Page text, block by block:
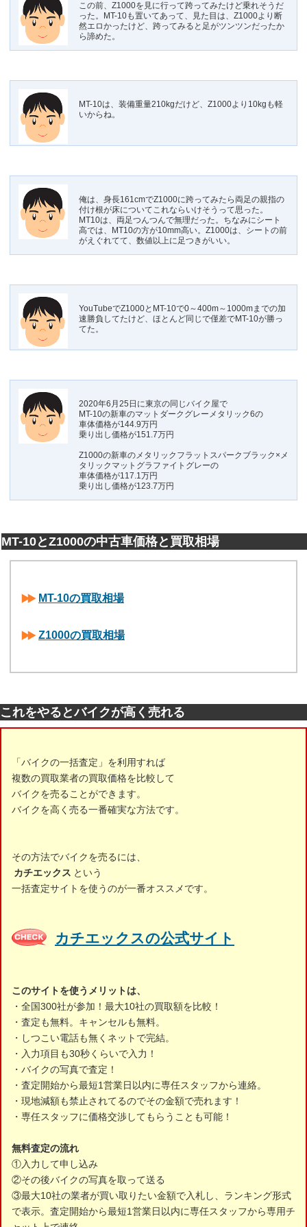
この前、Z1000を見に行って跨ってみたけど乗れそうだ
った。MT-10も置いてあって、見た目は、Z1000より断
然エロかったけど、跨ってみると足がツンツンだったか
ら諦めた。
MT-10は、装備重量210kgだけど、Z1000より10kgも軽
いからね。
俺は、身長161cmでZ1000に跨ってみたら両足の親指の
付け根が床についてこれならいけそうって思った。
MT10は、両足つんつんで無理だった。ちなみにシート
高では、MT10の方が10mm高い。Z1000は、シートの前
がえぐれてて、数値以上に足つきがいい。
YouTubeでZ1000とMT-10で0～400m～1000mまでの加
速勝負してたけど、ほとんど同じで僅差でMT-10が勝っ
てた。
2020年6月25日に東京の同じバイク屋で
MT-10の新車のマットダークグレーメタリック6の
車体価格が144.9万円
乗り出し価格が151.7万円
Z1000の新車のメタリックフラットスパークブラック×メ
タリックマットグラファイトグレーの
車体価格が117.1万円
乗り出し価格が123.7万円
MT-10とZ1000の中古車価格と買取相場
MT-10の買取相場
Z1000の買取相場
これをやるとバイクが高く売れる
「バイクの一括査定」を利用すれば
複数の買取業者の買取価格を比較して
バイクを売ることができます。
バイクを高く売る一番確実な方法です。
その方法でバイクを売るには、
カチエックス という
一括査定サイトを使うのが一番オススメです。
カチエックスの公式サイト
このサイトを使うメリットは、
・全国300社が参加！最大10社の買取額を比較！
・査定も無料。キャンセルも無料。
・しつこい電話も無くネットで完結。
・入力項目も30秒くらいで入力！
・バイクの写真で査定！
・査定開始から最短1営業日以内に専任スタッフから連絡。
・現地減額も禁止されてるのでその金額で売れます！
・専任スタッフに価格交渉してもらうことも可能！
無料査定の流れ
①入力して申し込み
②その後バイクの写真を取って送る
③最大10社の業者が買い取りたい金額で入札し、ランキング形式
で表示。査定開始から最短1営業日以内に専任スタッフから専用チ